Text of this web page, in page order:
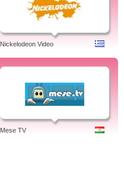
Nickelodeon Video
Mese TV